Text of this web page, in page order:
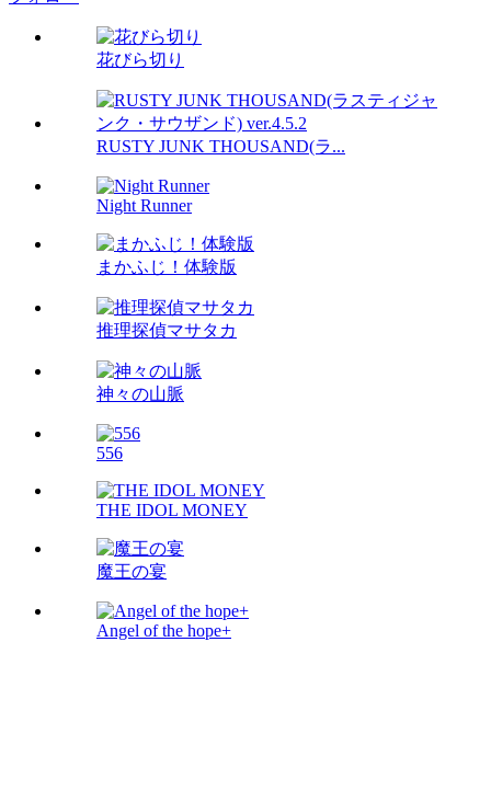
花びら切り
RUSTY JUNK THOUSAND(ラ...
Night Runner
まかふじ！体験版
推理探偵マサタカ
神々の山脈
556
THE IDOL MONEY
魔王の宴
Angel of the hope+